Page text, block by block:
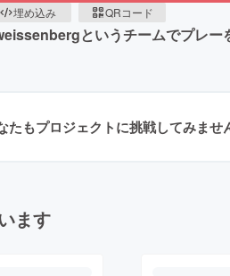
埋め込み QRコード
というチームでプレー
もプロジェクトに挑戦してみませ
ます